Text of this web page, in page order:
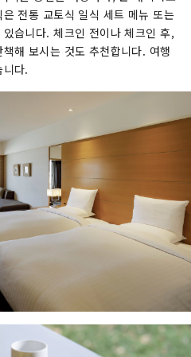
전통 교토식 일식 세트 메뉴 또는
습니다. 체크인 전이나 체크인 후,
해 보시는 것도 추천합니다. 여행
다.